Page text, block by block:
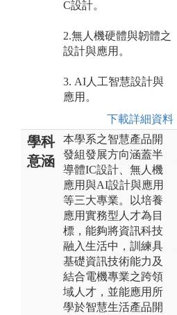
C設計。
2.無人機硬體與韌體之
設計與應用。
3. AI人工智慧設計與
應用。
下載詳細資料
學科
意涵
本學系之智慧產品開
發組發展方向涵蓋半
導體IC設計、無人機
應用與AI設計與應用
等三大專業。以培養
應用實務型人才為目
標，能夠將資訊科技
融入生活中，訓練具
基礎資訊技術能力及
結合電機專業之跨領
域人才，並能應用所
學於智慧生活產品開